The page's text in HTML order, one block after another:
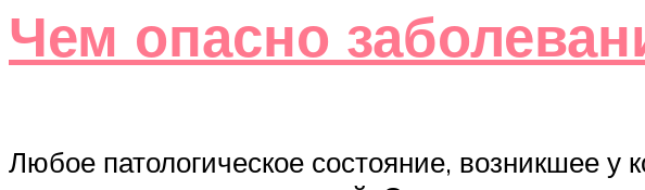
Чем опасно
Любое патологическое состояние, возникшее